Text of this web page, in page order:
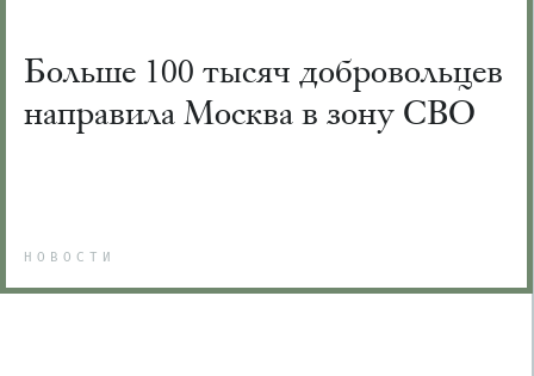
Больше 100 тысяч добровольцев
направила Москва в зону СВО
НОВОСТИ